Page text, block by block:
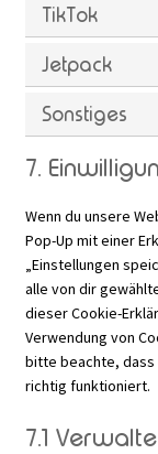
TikTok
Jetpack
Sonstiges
7.
Wenn du unsere
Pop-Up mit einer
„Einstellungen
alle von dir
dieser Cookie-
Verwendung von
bitte beachte, dass
richtig funktioniert.
7.1